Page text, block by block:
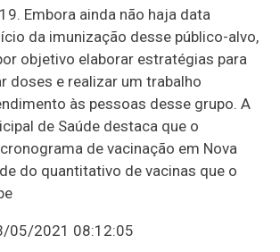
Embora ainda não haja data
da imunização desse público-alvo,
objetivo elaborar estratégias para
doses e realizar um trabalho
às pessoas desse grupo. A
de Saúde destaca que o
de vacinação em Nova
do quantitativo de vacinas que o
05/2021 08:12:05